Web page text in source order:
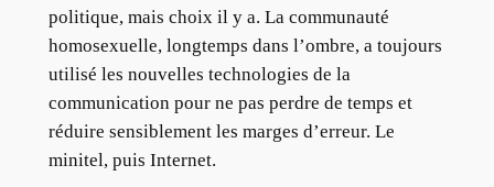
politique, mais choix il y a. La communauté
homosexuelle, longtemps dans l’ombre, a toujours
utilisé les nouvelles technologies de la
communication pour ne pas perdre de temps et
réduire sensiblement les marges d’erreur. Le
minitel, puis Internet.